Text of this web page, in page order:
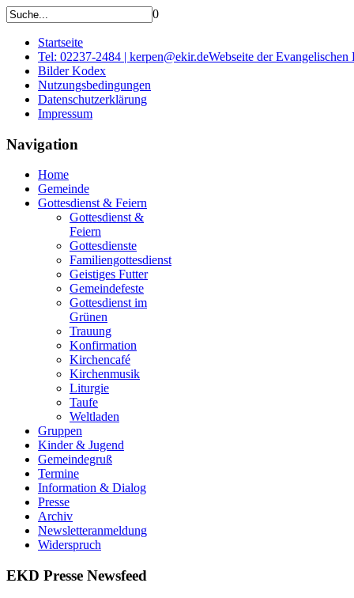
0
Startseite
Tel: 02237-2484 | kerpen@ekir.deWebseite der
Bilder Kodex
Nutzungsbedingungen
Datenschutzerklärung
Impressum
Navigation
Home
Gemeinde
Gottesdienst & Feiern
Gottesdienst &
Feiern
Gottesdienste
Familiengottesdienst
Geistiges Futter
Gemeindefeste
Gottesdienst im
Grünen
Trauung
Konfirmation
Kirchencafé
Kirchenmusik
Liturgie
Taufe
Weltladen
Gruppen
Kinder & Jugend
Gemeindegruß
Termine
Information & Dialog
Presse
Archiv
Newsletteranmeldung
Widerspruch
EKD Presse Newsfeed